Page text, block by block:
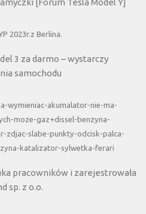
[Forum Tesla Model Y]
2023r.z Berlina.
3 za darmo – wystarczy
samochodu
wymieniac-akumalator-nie-ma-
moze-gaz+dissel-benzyna-
zdjac-slabe-punkty-odcisk-palca-
katalizator-sylwetka-ferari
pracowników i zarejestrowała
sp. z o.o.